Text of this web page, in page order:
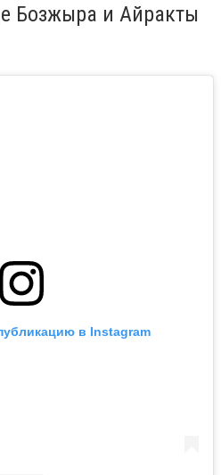
Бозжыра и Айракты
в Instagram